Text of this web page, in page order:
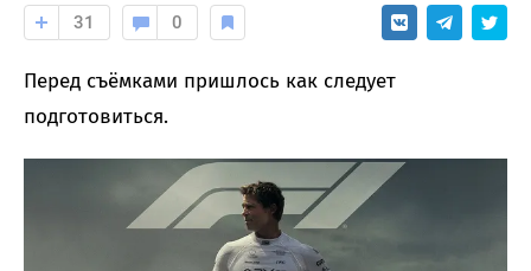
31 0
Перед съёмками пришлось как следует
подготовиться.